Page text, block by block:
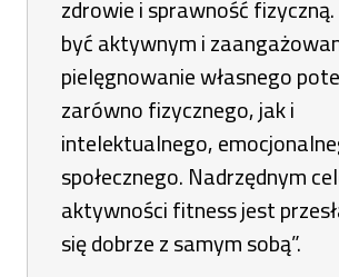
karcie
zdrowie i sprawność
być aktywnym i
pielęgnowanie własnego
zarówno fizycznego, jak i
intelektualnego,
społecznego. Nadrzędnym
aktywności fitness jest
się dobrze z samym sobą”.